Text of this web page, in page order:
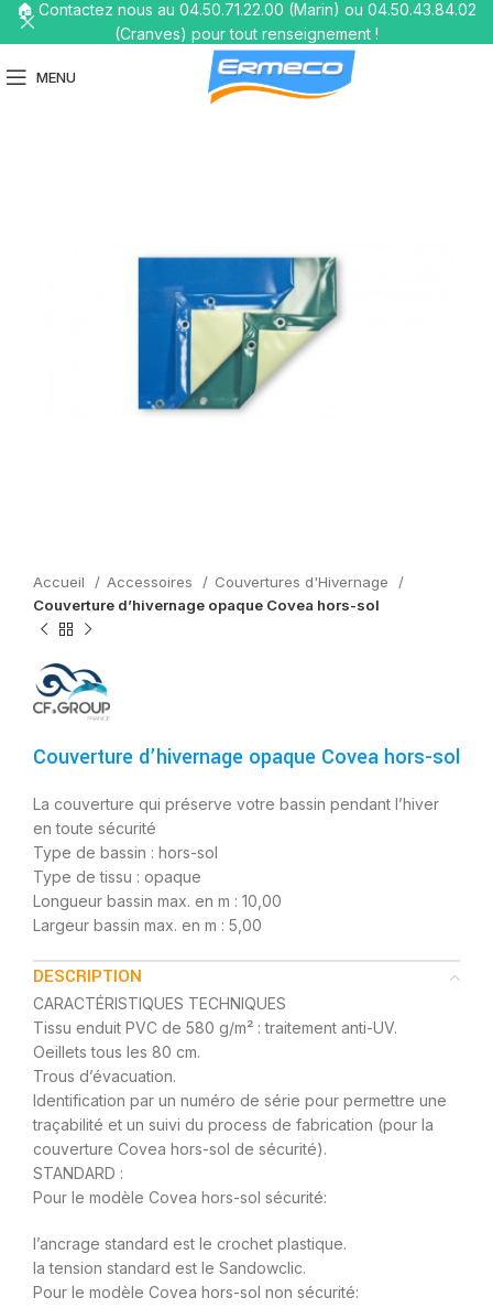
MENU
Accueil Accessoires
Couvertures d'Hivernage
Couverture d’hivernage opaque Covea hors-sol
Couverture d’hivernage opaque Covea hors-sol
La couverture qui préserve votre bassin pendant l’hiver
en toute sécurité
Type de bassin : hors-sol
Type de tissu : opaque
Longueur bassin max. en m : 10,00
Largeur bassin max. en m : 5,00
DESCRIPTION
CARACTÉRISTIQUES TECHNIQUES
Tissu enduit PVC de 580 g/m² : traitement anti-UV.
Oeillets tous les 80 cm.
Trous d’évacuation.
Identification par un numéro de série pour permettre une
traçabilité et un suivi du process de fabrication (pour la
couverture Covea hors-sol de sécurité).
STANDARD :
Pour le modèle Covea hors-sol sécurité:
l’ancrage standard est le crochet plastique.
la tension standard est le Sandowclic.
Pour le modèle Covea hors-sol non sécurité:
🏠 Contactez nous au 04.50.71.22.00 (Marin) ou 04.50.43.84.02
(Cranves) pour tout renseignement !